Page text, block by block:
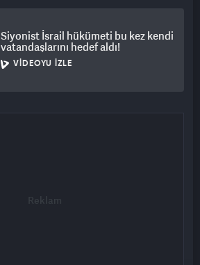
Siyonist İsrail hükümeti bu kez kendi
vatandaşlarını hedef aldı!
VIDEOYU İZLE